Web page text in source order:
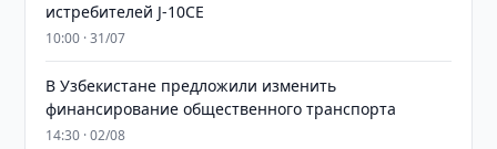
истребителей J-10CE
10:00 · 31/07
В Узбекистане предложили изменить
финансирование общественного транспорта
14:30 · 02/08